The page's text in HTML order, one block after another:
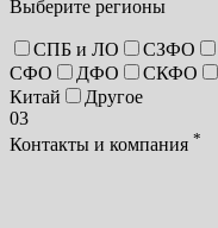
Выберите регионы
СПБ и ЛО СЗФО
СФО
ДФО СКФО
Китай
Другое
03
Контакты и компания *